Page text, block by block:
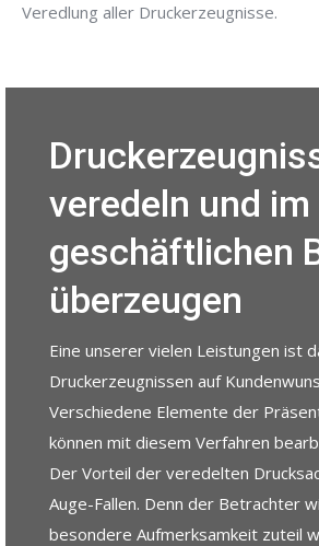
Veredlung aller Druckerzeugnisse.
veredeln und im
geschäftlichen
überzeugen
Eine unserer vielen Leistungen ist
Druckerzeugnissen auf
Verschiedene Elemente der
können mit diesem Verfahren
Der Vorteil der veredelten
Auge-Fallen. Denn der Betrachter
besondere Aufmerksamkeit zuteil